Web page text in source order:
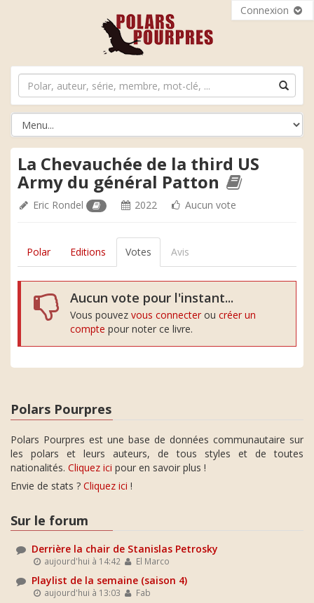
Connexion
La Chevauchée de la third US
Army du général Patton
Eric Rondel 2022 Aucun vote
Polar Editions Votes Avis
Aucun vote pour l'instant...
Vous pouvez vous connecter ou créer un
compte pour noter ce livre.
Polars Pourpres
Polars Pourpres est une base de données communautaire sur
les polars et leurs auteurs, de tous styles et de toutes
nationalités. Cliquez ici pour en savoir plus !
Envie de stats ? Cliquez ici !
Sur le forum
Derrière la chair de Stanislas Petrosky
aujourd'hui à 14:42 El Marco
Playlist de la semaine (saison 4)
aujourd'hui à 13:03 Fab